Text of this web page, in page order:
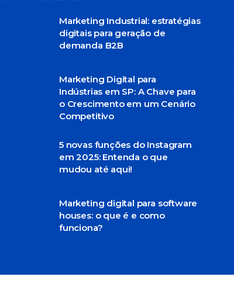
Marketing Industrial: estratégias
digitais para geração de
demanda B2B
Marketing Digital para
Indústrias em SP: A Chave para
o Crescimento em um Cenário
Competitivo
5 novas funções do Instagram
em 2025: Entenda o que
mudou até aqui!
Marketing digital para software
houses: o que é e como
funciona?